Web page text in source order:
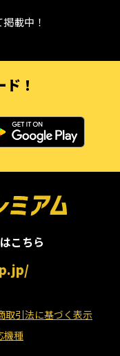
載中！
！
こちら
取引法に基づく表示
機種